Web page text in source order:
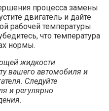
процесса замены
двигатель и дайте
рабочей температуры.
что температура
нормы.
жидкости
вашего автомобиля и
Следуйте
и регулярно